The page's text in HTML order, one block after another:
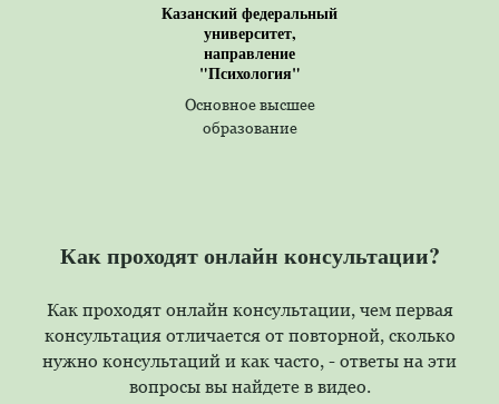
Казанский федеральный
университет,
направление
"Психология"
Основное высшее
образование
Как проходят онлайн консультации?
Как проходят онлайн консультации, чем первая
консультация отличается от повторной, сколько
нужно консультаций и как часто, - ответы на эти
вопросы вы найдете в видео.